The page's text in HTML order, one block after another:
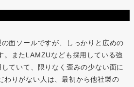
面ソールですが、しっかりと広めの
。またLAMZUなども採用している強
ていて、限りなく歪みの少ない面に
わりがない人は、最初から他社製の